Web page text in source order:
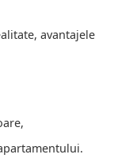
avantajele